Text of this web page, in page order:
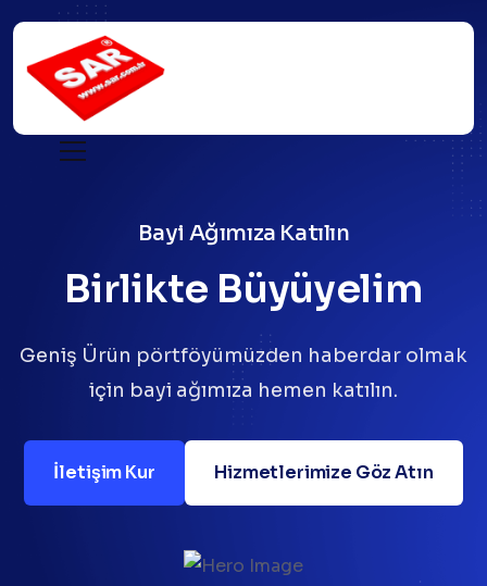
Bayi Ağımıza Katılın
Birlikte Büyüyelim
Geniş Ürün pörtföyümüzden haberdar olmak
için bayi ağımıza hemen katılın.
İletişim Kur Hizmetlerimize Göz Atın